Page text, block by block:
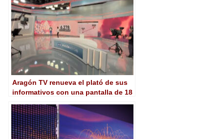
Aragón TV renueva el plató de sus
informativos con una pantalla de 18